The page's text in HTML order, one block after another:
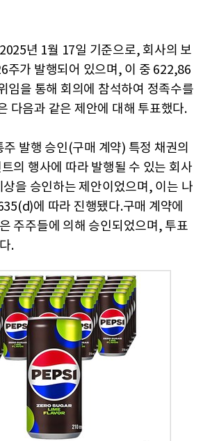
년 1월 17일 기준으로, 회사의 보
주가 발행되어 있으며, 이 중 622,86
임을 통해 회의에 참석하여 정족수를
다음과 같은 제안에 대해 투표했다.
주 발행 승인(구매 계약) 특정 채권의
의 행사에 따라 발행될 수 있는 회사
을 승인하는 제안이었으며, 이는 나
에 따라 진행됐다.구매 계약에
주주들에 의해 승인되었으며, 투표
.